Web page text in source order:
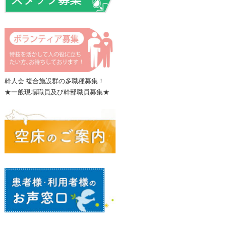
幹人会 複合施設群の多職種募集！
★一般現場職員及び幹部職員募集★